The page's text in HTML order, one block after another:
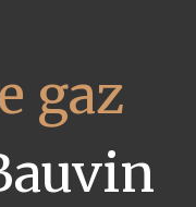
gaz